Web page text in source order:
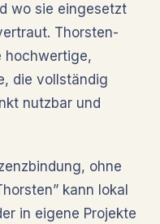
wo sie eingesetzt
Thorsten-
hochwertige,
die vollständig
nutzbar und
ohne
kann lokal
in eigene Projekte